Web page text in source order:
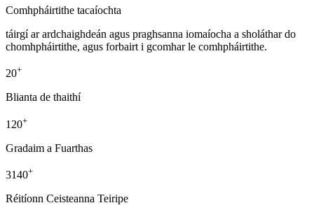
Comhpháirtithe tacaíochta
táirgí ar ardchaighdeán agus praghsanna iomaíocha a sholáthar do
chomhpháirtithe, agus forbairt i gcomhar le comhpháirtithe.
20+
Blianta de thaithí
120+
Gradaim a Fuarthas
3140+
Réitíonn Ceisteanna Teiripe